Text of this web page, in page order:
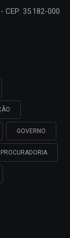
35.182-000
GOVERNO
PROCURADORIA